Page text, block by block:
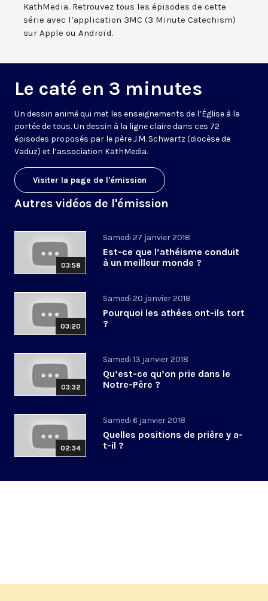
KathMedia. Retrouvez tous les épisodes de cette
série avec l’application 3MC (3 Minute Catechism)
sur Apple ou Androïd.
Le caté en 3 minutes
Un dessin animé qui met les enseignements de l’Église à la
portée de tous. Un dessin à la ligne claire dans ces 72
épisodes proposés par le père J.M. Schwartz (diocèse de
Vaduz) et l’association KathMedia.
Visiter la page de l'émission
Autres vidéos de l'émission
03:58
Samedi 27 janvier 2018
Est-ce que l’athéisme conduit
à un meilleur monde ?
03:20
Samedi 20 janvier 2018
Pourquoi les athées ont-ils tort
?
03:32
Samedi 13 janvier 2018
Qu’est-ce qu’on prie dans le
Notre-Père ?
02:34
Samedi 6 janvier 2018
Quelles positions de prière y a-
t-il ?